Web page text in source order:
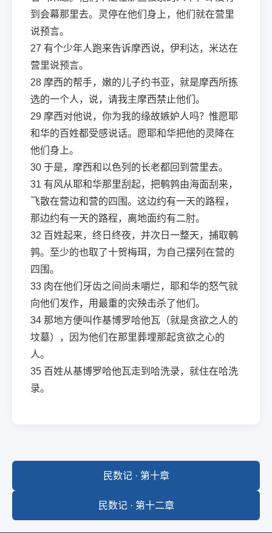
到会幕那里去。灵停在他们身上，他们就在营里
说预言。
27 有个少年人跑来告诉摩西说，伊利达，米达在
营里说预言。
28 摩西的帮手，嫩的儿子约书亚，就是摩西所拣
选的一个人，说，请我主摩西禁止他们。
29 摩西对他说，你为我的缘故嫉妒人吗？惟愿耶
和华的百姓都受感说话。愿耶和华把他的灵降在
他们身上。
30 于是，摩西和以色列的长老都回到营里去。
31 有风从耶和华那里刮起，把鹌鹑由海面刮来，
飞散在营边和营的四围。这边约有一天的路程，
那边约有一天的路程，离地面约有二肘。
32 百姓起来，终日终夜，并次日一整天，捕取鹌
鹑。至少的也取了十贺梅珥，为自己摆列在营的
四围。
33 肉在他们牙齿之间尚未嚼烂，耶和华的怒气就
向他们发作，用最重的灾殃击杀了他们。
34 那地方便叫作基博罗哈他瓦（就是贪欲之人的
坟墓），因为他们在那里葬埋那起贪欲之心的
人。
35 百姓从基博罗哈他瓦走到哈洗录，就住在哈洗
录。
民数记 · 第十章
民数记 · 第十二章